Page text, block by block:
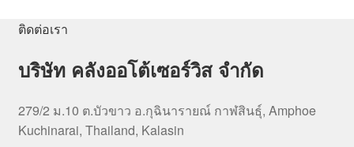
ติดต่อเรา
บริษัท คลังออโต้เซอร์วิส จำกัด
279/2 ม.10 ต.บัวขาว อ.กุฉินารายณ์ กาฬสินธุ์, Amphoe
Kuchinarai, Thailand, Kalasin